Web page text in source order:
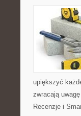
upiększyć
zwracają
Recenzje i